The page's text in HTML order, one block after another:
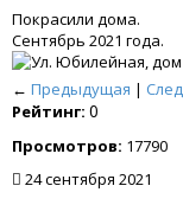
Покрасили дома.
Сентябрь 2021 года.
← Предыдущая |
Рейтинг: 0
Просмотров: 17790
24 сентября 2021